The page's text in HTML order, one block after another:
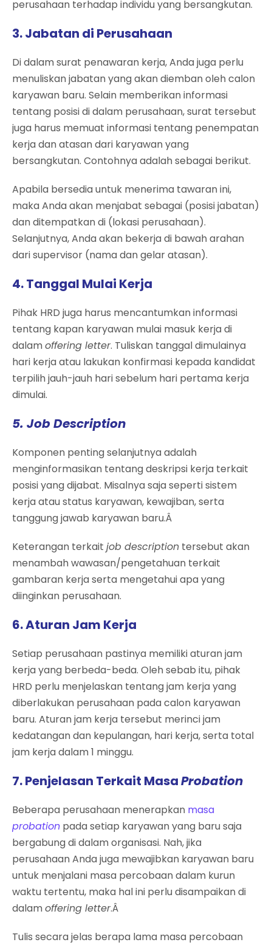
perusahaan terhadap individu yang bersangkutan.
3. Jabatan di Perusahaan
Di dalam surat penawaran kerja, Anda juga perlu
menuliskan jabatan yang akan diemban oleh calon
karyawan baru. Selain memberikan informasi
tentang posisi di dalam perusahaan, surat tersebut
juga harus memuat informasi tentang penempatan
kerja dan atasan dari karyawan yang
bersangkutan. Contohnya adalah sebagai berikut.
Apabila bersedia untuk menerima tawaran ini,
maka Anda akan menjabat sebagai (posisi jabatan)
dan ditempatkan di (lokasi perusahaan).
Selanjutnya, Anda akan bekerja di bawah arahan
dari supervisor (nama dan gelar atasan).
4. Tanggal Mulai Kerja
Pihak HRD juga harus mencantumkan informasi
tentang kapan karyawan mulai masuk kerja di
dalamoffering letter. Tuliskan tanggal dimulainya
hari kerja atau lakukan konfirmasi kepada kandidat
terpilih jauh-jauh hari sebelum hari pertama kerja
dimulai.
5. Job Description
Komponen penting selanjutnya adalah
menginformasikan tentang deskripsi kerja terkait
posisi yang dijabat. Misalnya saja seperti sistem
kerja atau status karyawan, kewajiban, serta
tanggung jawab karyawan baru.Â
Keterangan terkait job description tersebut akan
menambah wawasan/pengetahuan terkait
gambaran kerja serta mengetahui apa yang
diinginkan perusahaan.
6. Aturan Jam Kerja
Setiap perusahaan pastinya memiliki aturan jam
kerja yang berbeda-beda. Oleh sebab itu, pihak
HRD perlu menjelaskan tentang jam kerja yang
diberlakukan perusahaan pada calon karyawan
baru. Aturan jam kerja tersebut merinci jam
kedatangan dan kepulangan, hari kerja, serta total
jam kerja dalam 1 minggu.
7. Penjelasan Terkait MasaProbation
Beberapa perusahaan menerapkan masa
probation pada setiap karyawan yang baru saja
bergabung di dalam organisasi. Nah, jika
perusahaan Anda juga mewajibkan karyawan baru
untuk menjalani masa percobaan dalam kurun
waktu tertentu, maka hal ini perlu disampaikan di
dalamoffering letter.Â
Tulis secara jelas berapa lama masa percobaan